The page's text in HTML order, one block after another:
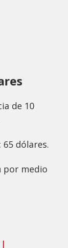
de 10
65 dólares.
por medio